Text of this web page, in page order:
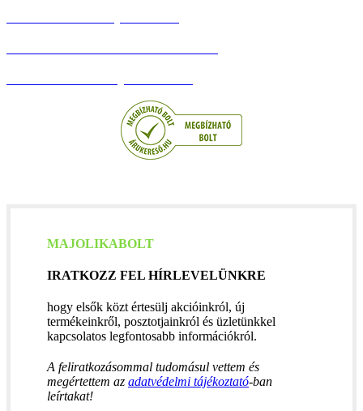
MAJOLIKABOLT
IRATKOZZ FEL HÍRLEVELÜNKRE
hogy elsők közt értesülj akcióinkról, új
termékeinkről, posztotjainkról és üzletünkkel
kapcsolatos legfontosabb információkról.
A feliratkozásommal tudomásul vettem és
megértettem az adatvédelmi tájékoztató-ban
leírtakat!